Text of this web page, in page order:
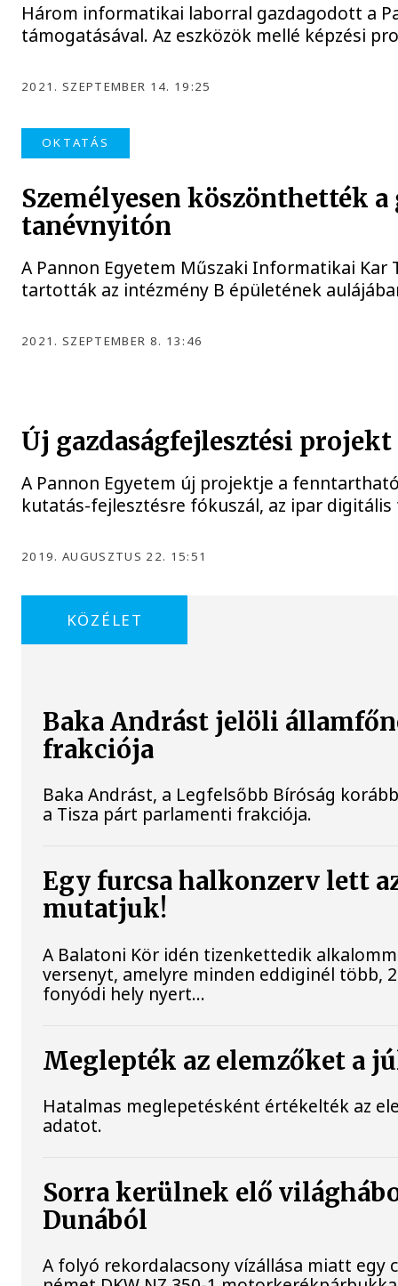
Három informatikai laborral gazdagodott a
támogatásával. Az eszközök mellé képzési
2021. SZEPTEMBER 14. 19:25
OKTATÁS
Személyesen köszönthették
tanévnyitón
A Pannon Egyetem Műszaki Informatikai
tartották az intézmény B épületének
2021. SZEPTEMBER 8. 13:46
Új gazdaságfejlesztési
A Pannon Egyetem új projektje a
kutatás-fejlesztésre fókuszál, az ipar
2019. AUGUSZTUS 22. 15:51
KÖZÉLET
Baka Andrást jelöli
frakciója
Baka Andrást, a Legfelsőbb Bíróság
a Tisza párt parlamenti frakciója.
Egy furcsa halkonzerv lett
mutatjuk!
A Balatoni Kör idén tizenkettedik
versenyt, amelyre minden eddiginél több,
fonyódi hely nyert...
Meglepték az elemzőket a
Hatalmas meglepetésként értékelték az
adatot.
Sorra kerülnek elő
Dunából
A folyó rekordalacsony vízállása miatt